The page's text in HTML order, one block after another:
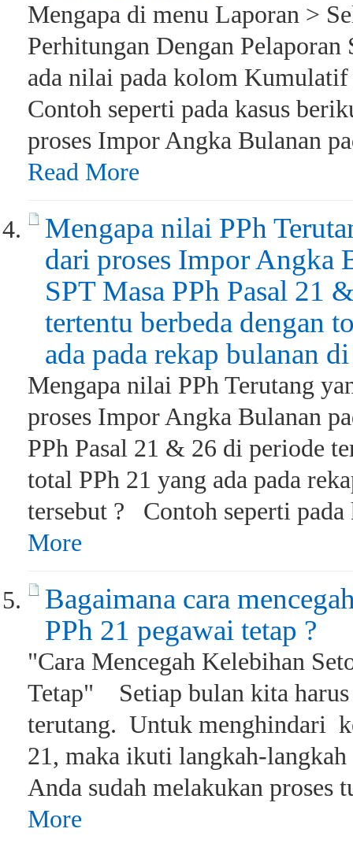
Mengapa di menu Laporan >
Perhitungan Dengan
ada nilai pada kolom
Contoh seperti pada kasus
proses Impor Angka Bulanan
Read More
Mengapa nilai PPh
dari proses Impor Angka
SPT Masa PPh Pasal 21
tertentu berbeda dengan
ada pada rekap bulanan
Mengapa nilai PPh Terutang
proses Impor Angka Bulanan
PPh Pasal 21 & 26 di periode
total PPh 21 yang ada pada
tersebut ? Contoh seperti
More
Bagaimana cara
PPh 21 pegawai tetap ?
"Cara Mencegah Kelebihan
Tetap" Setiap bulan kita harus
terutang. Untuk menghindari
21, maka ikuti langkah-
Anda sudah melakukan proses
More